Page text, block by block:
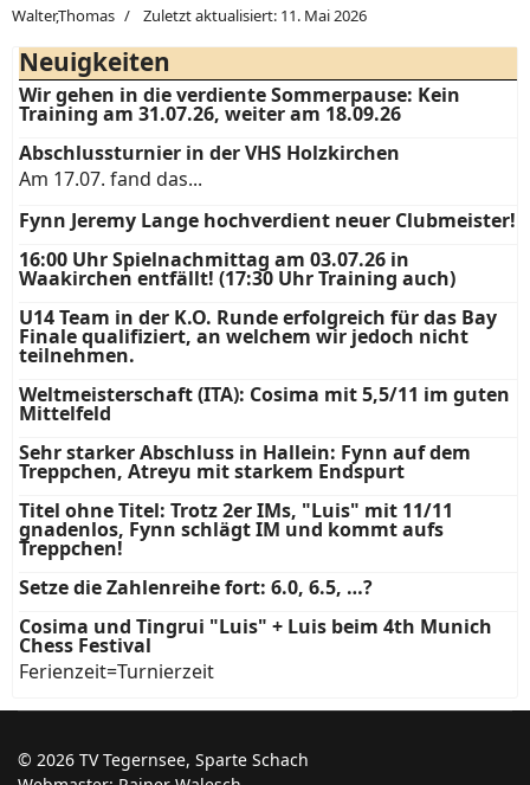
Walter,Thomas Zuletzt aktualisiert: 11. Mai 2026
Neuigkeiten
Wir gehen in die verdiente Sommerpause: Kein
Training am 31.07.26, weiter am 18.09.26
Abschlussturnier in der VHS Holzkirchen
Am 17.07. fand das...
Fynn Jeremy Lange hochverdient neuer Clubmeister!
16:00 Uhr Spielnachmittag am 03.07.26 in
Waakirchen entfällt! (17:30 Uhr Training auch)
U14 Team in der K.O. Runde erfolgreich für das Bay
Finale qualifiziert, an welchem wir jedoch nicht
teilnehmen.
Weltmeisterschaft (ITA): Cosima mit 5,5/11 im guten
Mittelfeld
Sehr starker Abschluss in Hallein: Fynn auf dem
Treppchen, Atreyu mit starkem Endspurt
Titel ohne Titel: Trotz 2er IMs, "Luis" mit 11/11
gnadenlos, Fynn schlägt IM und kommt aufs
Treppchen!
Setze die Zahlenreihe fort: 6.0, 6.5, …?
Cosima und Tingrui "Luis" + Luis beim 4th Munich
Chess Festival
Ferienzeit=Turnierzeit
© 2026 TV Tegernsee, Sparte Schach